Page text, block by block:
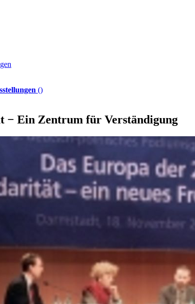
()
− Ein Zentrum für Verständigung